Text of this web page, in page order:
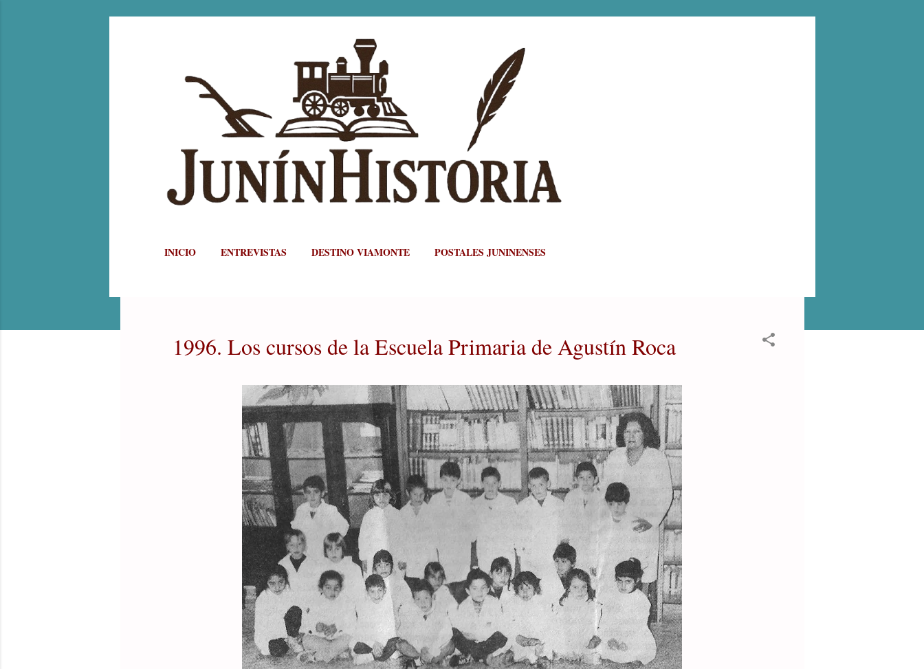
Ir al contenido principal
INICIO ENTREVISTAS DESTINO VIAMONTE POSTALES JUNINENSES
1996. Los cursos de la Escuela Primaria de Agustín Roca